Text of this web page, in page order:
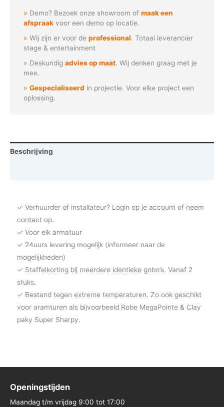
cirkel
Demo? Bezoek onze showroom ofmaak een
afspraak voor een demo op locatie.
Wij zijn er voor deprofessional. Totaal leverancier
stage & entertainment
Deskundigadvies op maat. Wij denken graag met je
mee.
Gespecialiseerd in projectie. Voor elke project een
oplossing.
Beschrijving
✓ Verhuurder of installateur? Login op je account of neem
contact op.
✓ Voor elk armatuur
✓ 24uurs levering mogelijk (informeer naar de
mogelijkheden)
✓ Staffelkorting bij meerdere identieke gobo’s. Vanaf 2
stuks.
✓ Bestand tegen extreme temperaturen. Zo ook geschikt
voor aramturen als bijvoorbeeld Robe MegaPointe & Clay
paky Super Sharpy.
Openingstijden
Maandag t/m vrijdag 9:00 tot 17:00